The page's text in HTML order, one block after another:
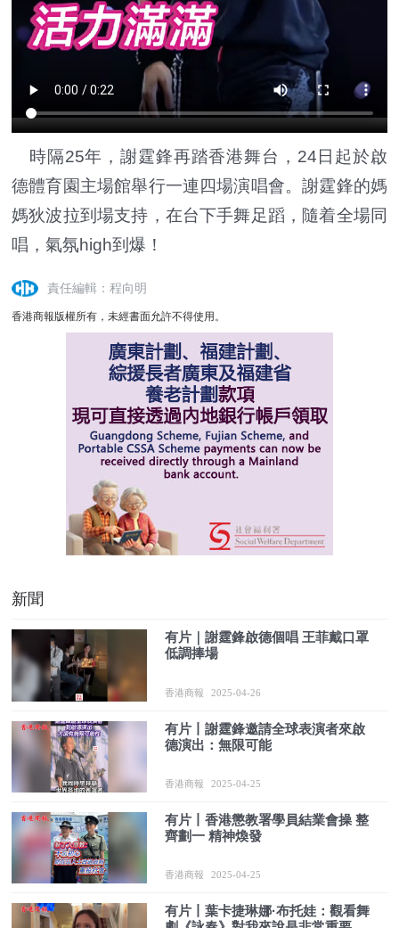
時隔25年，謝霆鋒再踏香港舞台，24日起於啟
德體育園主場館舉行一連四場演唱會。謝霆鋒的媽
媽狄波拉到場支持，在台下手舞足蹈，隨着全場同
唱，氣氛high到爆！
責任編輯：程向明
香港商報版權所有，未經書面允許不得使用。
新聞
有片｜謝霆鋒啟德個唱 王菲戴口罩
低調捧場
香港商報 2025-04-26
有片丨謝霆鋒邀請全球表演者來啟
德演出：無限可能
香港商報 2025-04-25
有片丨香港懲教署學員結業會操 整
齊劃一 精神煥發
香港商報 2025-04-25
有片丨葉卡捷琳娜·布托娃：觀看舞